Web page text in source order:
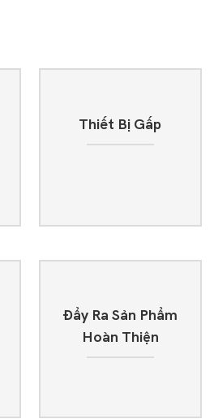
Thiết Bị Gấp
Đẩy Ra Sản Phẩm
Hoàn Thiện